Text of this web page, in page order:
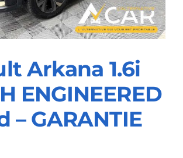
Arkana 1.6i E-
ENGINEERED
– GARANTIE
Arkana 1.6i
ENGINEERED
– GARANTIE